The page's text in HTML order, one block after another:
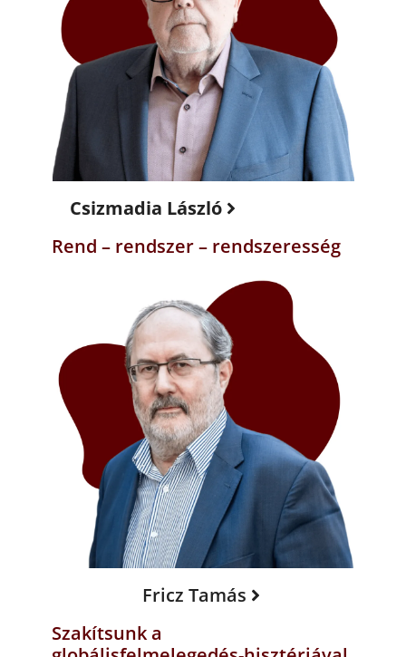
Csizmadia László
Rend – rendszer – rendszeresség
Fricz Tamás
Szakítsunk a